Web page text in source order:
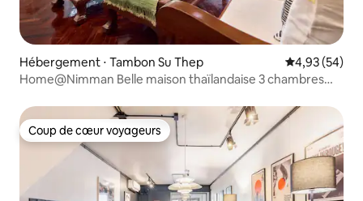
Hébergement ⋅ Tambon Su Thep Évaluation
4,93 (54)
Home@Nimman Belle maison thaïlandaise 3 chambres
Coup de cœur voyageurs
Coup de cœur voyageurs